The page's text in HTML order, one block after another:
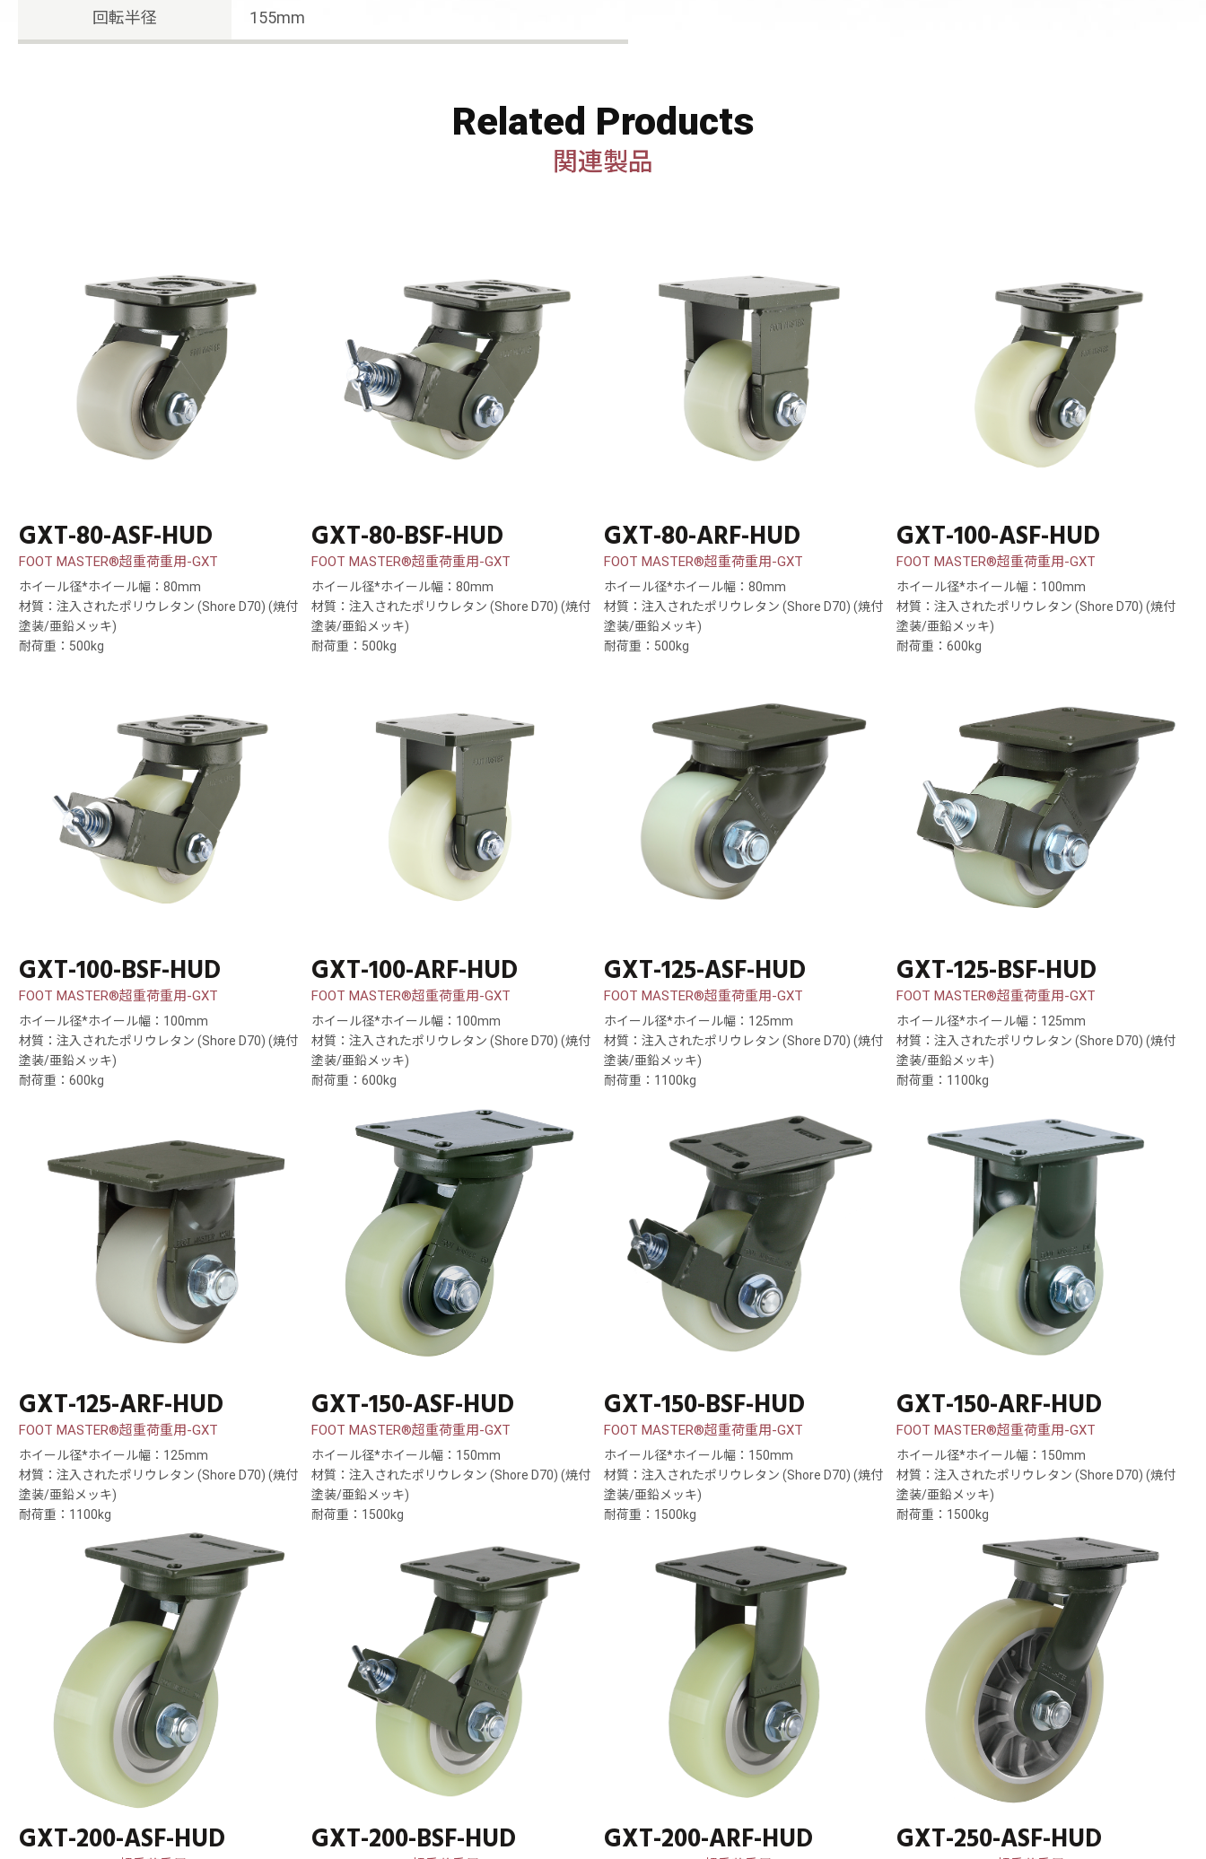
回転半径 155mm
Related Products
関連製品
GXT-80-ASF-HUD
FOOT MASTER®超重荷重用-GXT
ホイール径*ホイール幅：80mm
材質：注入されたポリウレタン (Shore D70) (焼付
塗装/亜鉛メッキ)
耐荷重：500kg
GXT-80-BSF-HUD
FOOT MASTER®超重荷重用-GXT
ホイール径*ホイール幅：80mm
材質：注入されたポリウレタン (Shore D70) (焼付
塗装/亜鉛メッキ)
耐荷重：500kg
GXT-80-ARF-HUD
FOOT MASTER®超重荷重用-GXT
ホイール径*ホイール幅：80mm
材質：注入されたポリウレタン (Shore D70) (焼付
塗装/亜鉛メッキ)
耐荷重：500kg
GXT-100-ASF-HUD
FOOT MASTER®超重荷重用-GXT
ホイール径*ホイール幅：100mm
材質：注入されたポリウレタン (Shore D70) (焼付
塗装/亜鉛メッキ)
耐荷重：600kg
GXT-100-BSF-HUD
FOOT MASTER®超重荷重用-GXT
ホイール径*ホイール幅：100mm
材質：注入されたポリウレタン (Shore D70) (焼付
塗装/亜鉛メッキ)
耐荷重：600kg
GXT-100-ARF-HUD
FOOT MASTER®超重荷重用-GXT
ホイール径*ホイール幅：100mm
材質：注入されたポリウレタン (Shore D70) (焼付
塗装/亜鉛メッキ)
耐荷重：600kg
GXT-125-ASF-HUD
FOOT MASTER®超重荷重用-GXT
ホイール径*ホイール幅：125mm
材質：注入されたポリウレタン (Shore D70) (焼付
塗装/亜鉛メッキ)
耐荷重：1100kg
GXT-125-BSF-HUD
FOOT MASTER®超重荷重用-GXT
ホイール径*ホイール幅：125mm
材質：注入されたポリウレタン (Shore D70) (焼付
塗装/亜鉛メッキ)
耐荷重：1100kg
GXT-125-ARF-HUD
FOOT MASTER®超重荷重用-GXT
ホイール径*ホイール幅：125mm
材質：注入されたポリウレタン (Shore D70) (焼付
塗装/亜鉛メッキ)
耐荷重：1100kg
GXT-150-ASF-HUD
FOOT MASTER®超重荷重用-GXT
ホイール径*ホイール幅：150mm
材質：注入されたポリウレタン (Shore D70) (焼付
塗装/亜鉛メッキ)
耐荷重：1500kg
GXT-150-BSF-HUD
FOOT MASTER®超重荷重用-GXT
ホイール径*ホイール幅：150mm
材質：注入されたポリウレタン (Shore D70) (焼付
塗装/亜鉛メッキ)
耐荷重：1500kg
GXT-150-ARF-HUD
FOOT MASTER®超重荷重用-GXT
ホイール径*ホイール幅：150mm
材質：注入されたポリウレタン (Shore D70) (焼付
塗装/亜鉛メッキ)
耐荷重：1500kg
GXT-200-ASF-HUD GXT-200-BSF-HUD GXT-200-ARF-HUD GXT-250-ASF-HUD